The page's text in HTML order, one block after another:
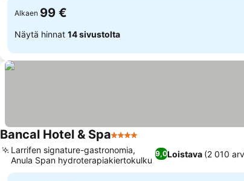
Alkaen 99 €
Näytä hinnat 14 sivustolta
Bancal Hotel & Spa4 Tähtiluokitus
9,0Loistava (2 010
Larrifen signature-gastronomia,
Anula Span hydroterapiakiertokulku